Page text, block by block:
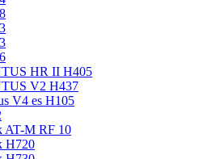
HR II H405
V2 H437
V4 es H105
AT-M RF 10
H720